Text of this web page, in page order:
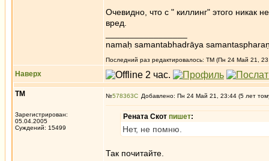
Очевидно, что с " киллинг" этого никак
вред.
namaḥ samantabhadrāya
Последний раз редактировалось: ТМ (Пн 24 Май 21,
Наверх
ТМ
Зарегистрирован:
05.04.2005
Суждений: 15499
№578363 Добавлено: Пн 24 Май 21, 23:44 (5 лет
Рената Скот пишет:
Нет, не помню.
Так почитайте.